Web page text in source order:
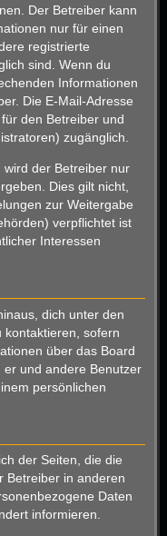
Der Betreiber kann
nur für einen
registrierte
sind. Wenn du
Informationen
Die E-Mail-Adresse
den Betreiber und
zugänglich.
der Betreiber nur
Dies gilt nicht,
zur Weitergabe
verpflichtet ist
Interessen
dich unter den
kontaktieren, sofern
über das Board
und andere Benutzer
persönlichen
der Seiten, die die
Betreiber in anderen
Daten
informieren.